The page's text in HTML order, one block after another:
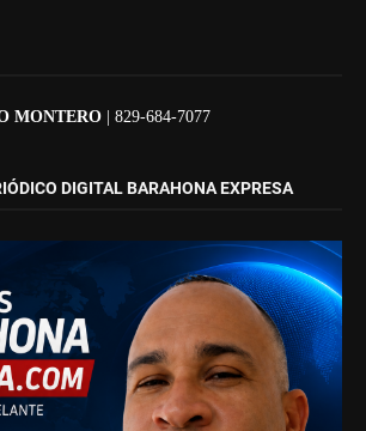
MONTERO | 829-684-7077
DIGITAL BARAHONA EXPRESA